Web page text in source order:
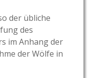
der übliche
des
im Anhang der
der Wölfe in